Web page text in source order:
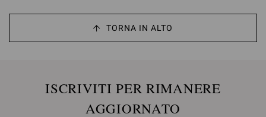
TORNA IN ALTO
ISCRIVITI PER RIMANERE
AGGIORNATO